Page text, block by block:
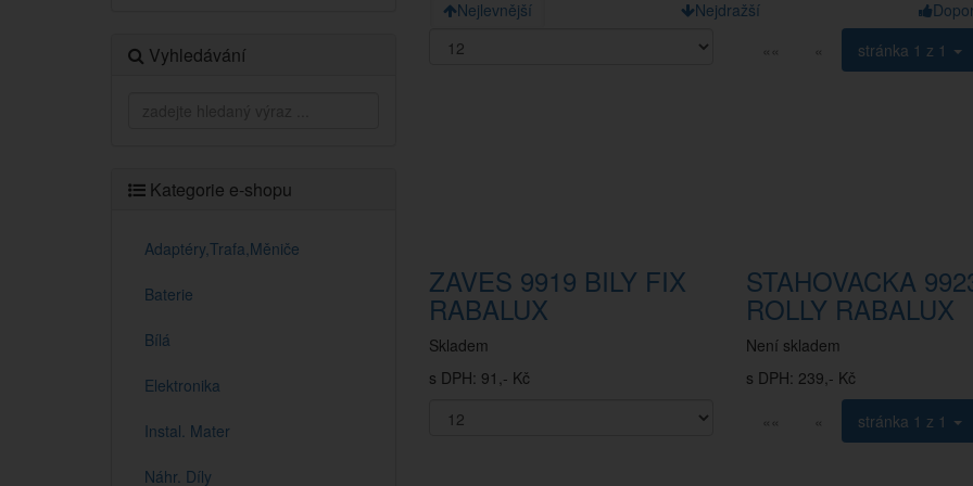
Vyhledávání
Kategorie e-shopu
Adaptéry,Trafa,Měniče
Baterie
Bílá
Elektronika
Instal. Mater
Náhr. Díly
Nejlevnější Nejdražší
««
« stránka 1 z 1
ZAVES 9919 BILY FIX
RABALUX
Skladem
s DPH: 91,- Kč
STAHOVACKA
ROLLY RABALUX
Není skladem
s DPH: 239,- Kč
««
« stránka 1 z 1